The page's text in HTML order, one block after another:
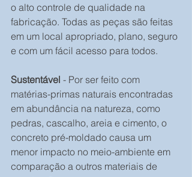
o alto controle de qualidade na
fabricação. Todas as peças são feitas
em um local apropriado, plano, seguro
e com um fácil acesso para todos.
Sustentável - Por ser feito com
matérias-primas naturais encontradas
em abundância na natureza, como
pedras, cascalho, areia e cimento, o
concreto pré-moldado causa um
menor impacto no meio-ambiente em
comparação a outros materiais de